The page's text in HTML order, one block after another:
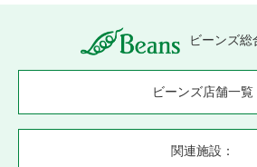
ビーンズ総
ビーンズ店舗一覧
関連施設：